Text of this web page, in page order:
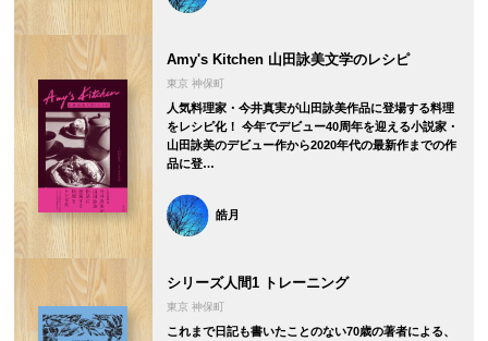
Amy's Kitchen 山田詠美文学のレシピ
東京 神保町
人気料理家・今井真実が山田詠美作品に登場する料理
をレシピ化！ 今年でデビュー40周年を迎える小説家・
山田詠美のデビュー作から2020年代の最新作までの作
品に登…
皓月
シリーズ人間1 トレーニング
東京 神保町
これまで日記も書いたことのない70歳の著者による、